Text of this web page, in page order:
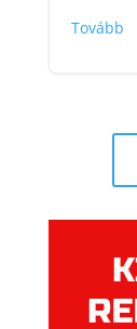
Tovább